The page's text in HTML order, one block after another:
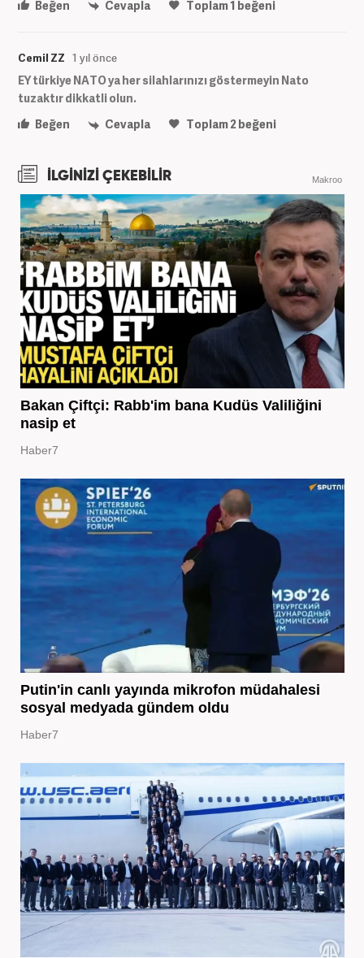
Beğen Cevapla Toplam1 beğeni
Cemil ZZ 1 yıl önce
EY türkiye NATO ya her silahlarınızı göstermeyin Nato
tuzaktır dikkatli olun.
Beğen
Cevapla Toplam2beğeni
İLGİNİZİ ÇEKEBİLİR Makroo
Bakan Çiftçi: Rabb'im bana Kudüs Valiliğini
nasip et
Haber7
Putin'in canlı yayında mikrofon müdahalesi
sosyal medyada gündem oldu
Haber7